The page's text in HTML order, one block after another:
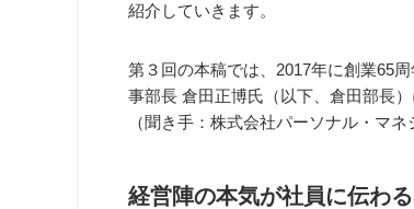
紹介していきます。
第３回の本稿では、2017年に創業65
事部長 倉田正博氏（以下、倉田部長
（聞き手：株式会社パーソナル・マネ
経営陣の本気が社員に伝わる